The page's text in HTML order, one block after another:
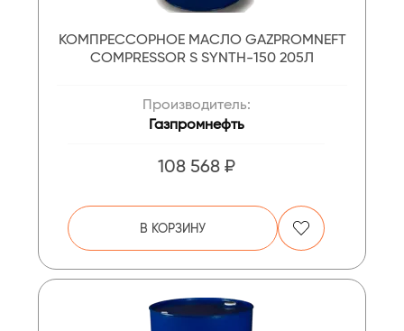
КОМПРЕССОРНОЕ МАСЛО GAZPROMNEFT
COMPRESSOR S SYNTH-150 205Л
Производитель:
Газпромнефть
108 568 ₽
В КОРЗИНУ